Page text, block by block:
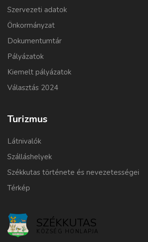
Szervezeti adatok
Önkormányzat
Dokumentumtár
Pályázatok
Kiemelt pályázatok
Választás 2024
Turizmus
Látnivalók
Szálláshelyek
Székkutas története és nevezetességei
Térkép
SZÉKKUTAS
KÖZSÉG HONLAPJA